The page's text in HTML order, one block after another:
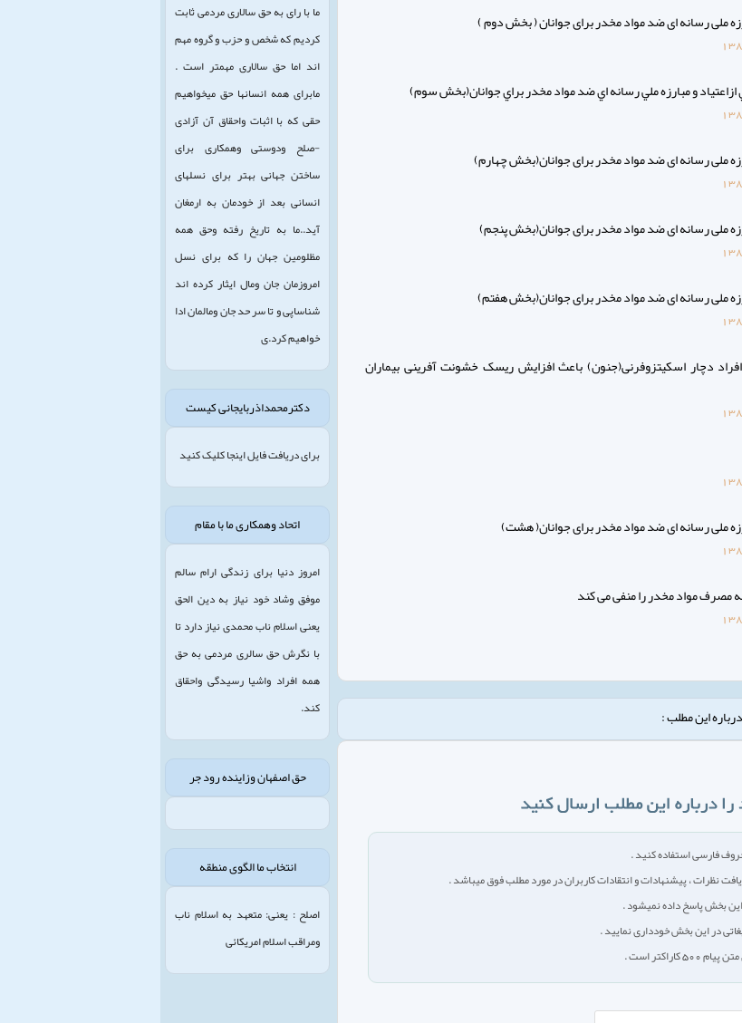
ما با رای به حق سالاری مردمی ثابت
کردیم که شخص و حزب و گروه مهم
اند اما حق سالاری مهمتر است .
مابرای همه انسانها حق میخواهیم
حقی که با اثبات واحقاق آن آزادی
-صلح ودوستی وهمکاری برای
ساختن جهانی بهتر برای نسلهای
انسانی بعد از خودمان به ارمغان
آید..ما به تاریخ رفته وحق همه
مظلومین جهان را که برای نسل
امروزمان جان ومال ایثار کرده اند
شناساپی و تا سر حد جان ومالمان ادا
خواهیم کرد.ی
دکترمحمداذربایجانی کیست
برای دریافت فایل اینجا کلیک کنید
اتحاد وهمکاری ما با مقام
امروز دنیا برای زندگی ارام سالم
موفق وشاد خود نیاز به دین الحق
یعنی اسلام ناب محمدی نیاز دارد تا
با نگرش حق سالری مردمی به حق
همه افراد واشیا رسیدگی واحقاق
کند.
حق اصفهان وزاینده رود جر
انتخاب ما الگوی منطقه
اصلح : یعنی: متعهد به اسلام ناب
ومراقب اسلام امریکائی
ملی رسانه ای ضد مواد مخدر برای جوانان ( بخش دوم )
و مبارزه ملي رسانه اي ضد مواد مخدر براي جوانان(بخش سوم)
ملی رسانه ای ضد مواد مخدر برای جوانان(بخش چهارم)
ملی رسانه ای ضد مواد مخدر برای جوانان(بخش پنجم)
ملی رسانه ای ضد مواد مخدر برای جوانان(بخش هفتم)
دچار اسکیتزوفرنی(جنون) باعث افزایش ریسک خشونت آفرینی بیماران
ملی رسانه ای ضد مواد مخدر برای جوانان( هشت)
مصرف مواد مخدر را منفی می کند
این مطلب :
فارسی استفاده کنید .
نظرات ، پیشنهادات و انتقادات کاربران در مورد مطلب فوق میباشد .
بخش پاسخ داده نمیشود .
در این بخش خودداری نمایید .
است .